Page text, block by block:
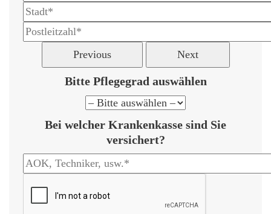
Previous Next
Bitte Pflegegrad auswählen
Bei welcher Krankenkasse sind Sie
versichert?